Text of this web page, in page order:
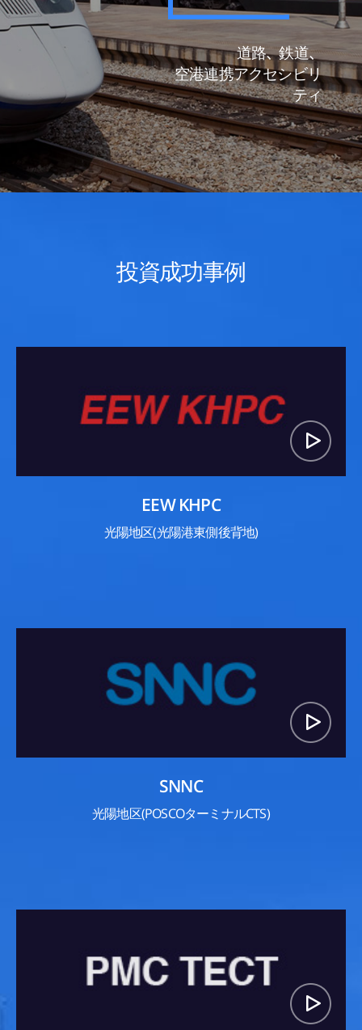
道路、鉄道、
空港連携アクセシビリ
ティ
投資成功事例
EEW KHPC
光陽地区(光陽港東側後背地)
SNNC
光陽地区(POSCOターミナルCTS)